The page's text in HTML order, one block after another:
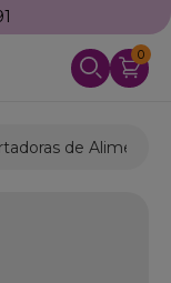
0
de Alimentos